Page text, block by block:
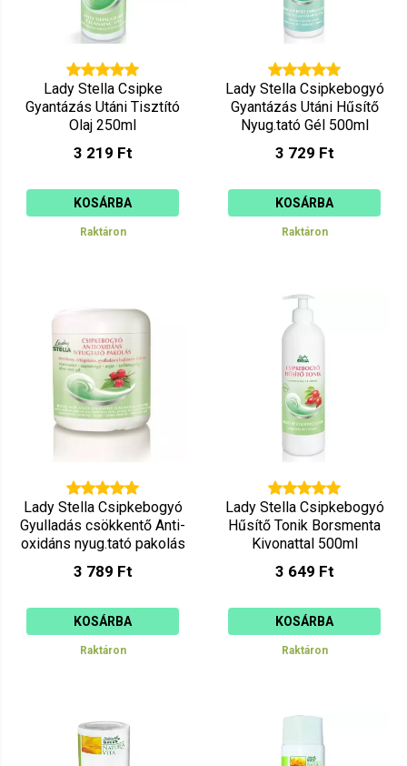
Lady Stella Csipke
Gyantázás Utáni Tisztító
Olaj 250ml
3 219 Ft
KOSÁRBA
Raktáron
Lady Stella Csipkebogyó
Gyantázás Utáni Hűsítő
Nyug.tató Gél 500ml
3 729 Ft
KOSÁRBA
Raktáron
Lady Stella Csipkebogyó
Gyulladás csökkentő Anti-
oxidáns nyug.tató pakolás
3 789 Ft
KOSÁRBA
Raktáron
Lady Stella Csipkebogyó
Hűsítő Tonik Borsmenta
Kivonattal 500ml
3 649 Ft
KOSÁRBA
Raktáron